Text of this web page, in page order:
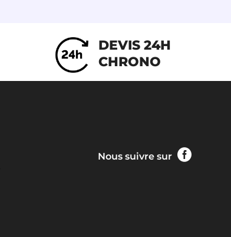
DEVIS 24H
CHRONO
Nous suivre sur 